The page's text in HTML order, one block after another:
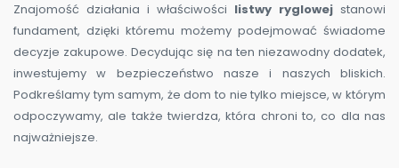
Znajomość działania i właściwości listwy ryglowej stanowi
fundament, dzięki któremu możemy podejmować świadome
decyzje zakupowe. Decydując się na ten niezawodny dodatek,
inwestujemy w bezpieczeństwo nasze i naszych bliskich.
Podkreślamy tym samym, że dom to nie tylko miejsce, w którym
odpoczywamy, ale także twierdza, która chroni to, co dla nas
najważniejsze.